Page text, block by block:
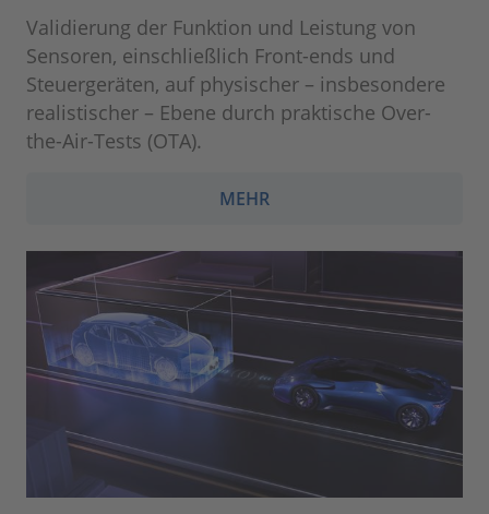
Validierung der Funktion und Leistung von
Sensoren, einschließlich Front-ends und
Steuergeräten, auf physischer – insbesondere
realistischer – Ebene durch praktische Over-
the-Air-Tests (OTA).
MEHR